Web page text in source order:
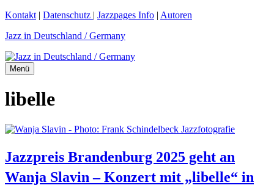
Zum
springen
Kontakt | Datenschutz | Jazzpages Info | Autoren
Jazz in Deutschland / Germany
Menü
libelle
Jazzpreis Brandenburg 2025 geht an
Wanja Slavin – Konzert mit „libelle“ in